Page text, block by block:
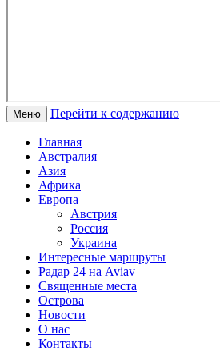
Меню Перейти к содержанию
Главная
Австралия
Азия
Африка
Европа
Австрия
Россия
Украина
Интересные маршруты
Радар 24 на Aviav
Священные места
Острова
Новости
О нас
Контакты